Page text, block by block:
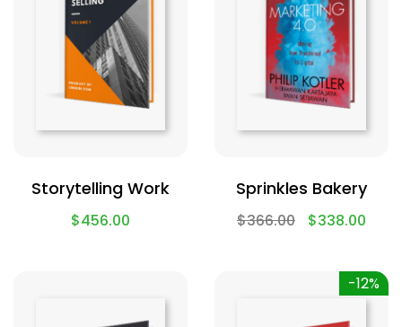
Storytelling Work
$456.00
Sprinkles Bakery
$366.00 $338.00
-12%